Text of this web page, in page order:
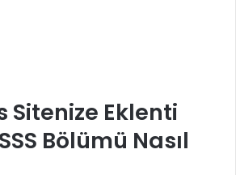
Sitenize Eklenti
Bölümü Nasıl